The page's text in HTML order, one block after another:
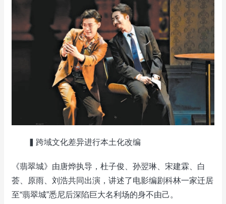
▍跨域文化差异进行本土化改编
《翡翠城》由唐烨执导，杜子俊、孙翌琳、宋建霖、白
荟、原雨、刘浩共同出演，讲述了电影编剧科林一家迁居
至“翡翠城”悉尼后深陷巨大名利场的身不由己。